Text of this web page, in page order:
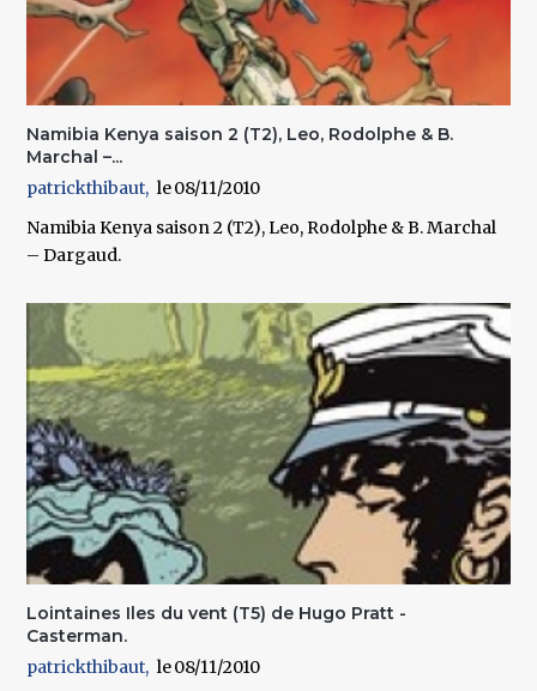
Namibia Kenya saison 2 (T2), Leo, Rodolphe & B.
Marchal –...
patrickthibaut
08/11/2010
Namibia Kenya saison 2 (T2), Leo, Rodolphe & B. Marchal
– Dargaud.
Lointaines Iles du vent (T5) de Hugo Pratt -
Casterman.
patrickthibaut
08/11/2010